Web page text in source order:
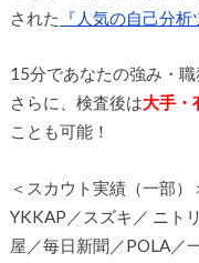
された
『人気の自己分析
15分であなたの強み・職
さらに、検査後は大手・
ことも可能！
＜スカウト実績（一部）
YKKAP／スズキ／ ニト
屋／毎日新聞／POLA／